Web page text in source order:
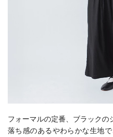
フォーマルの定番、ブラックの
落ち感のあるやわらかな生地